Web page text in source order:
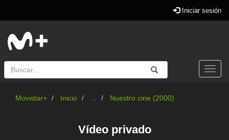
Iniciar sesión
Buscar Enviar
Buscar
Movistar+ Inicio Nuestro cine (2000)